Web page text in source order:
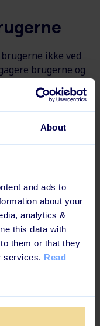
About
and ads to
about your
analytics &
this data with
them or that they
services. Read
ikke ved
brugerne og
Platformen. Vi
få alle brugerne